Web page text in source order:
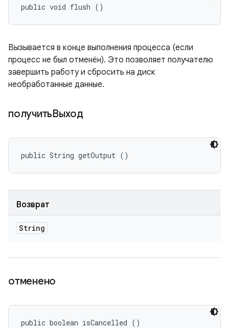
public void flush ()
Вызывается в конце выполнения процесса (если
процесс не был отменён). Это позволяет получателю
завершить работу и сбросить на диск
необработанные данные.
получитьВыход
public String getOutput ()
Возврат
String
отменено
public boolean isCancelled ()